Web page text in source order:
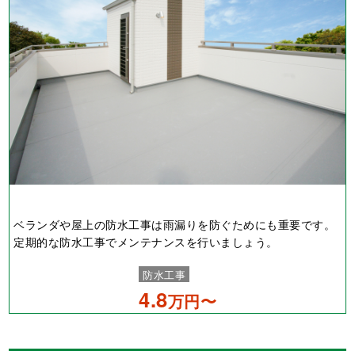
ベランダや屋上の防水工事は雨漏りを防ぐためにも重要です。
定期的な防水工事でメンテナンスを行いましょう。
防水工事
4.8万円〜